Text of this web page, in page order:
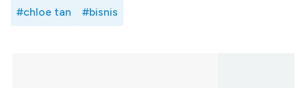
#chloe tan #bisnis